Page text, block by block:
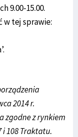
9.00-15.00.
w tej sprawie:
2014 r.
zgodne z rynkiem
108 Traktatu.